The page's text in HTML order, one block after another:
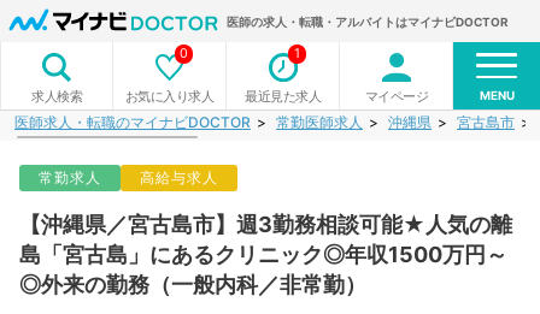
医師の求人・転職・アルバイトはマイナビDOCTOR
求人検索 お気に入り求人
0
最近見た求人
1
マイページ MENU
医師求人・転職のマイナビDOCTOR 常勤医師求人 沖縄県 宮古島市
常勤求人 高給与求人
【沖縄県／宮古島市】週3勤務相談可能★人気の離
島「宮古島」にあるクリニック◎年収1500万円～
◎外来の勤務（一般内科／非常勤）